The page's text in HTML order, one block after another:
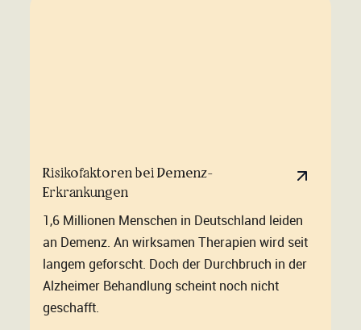
Risikofaktoren bei Demenz-
Erkrankungen
1,6 Millionen Menschen in Deutschland leiden
an Demenz. An wirksamen Therapien wird seit
langem geforscht. Doch der Durchbruch in der
Alzheimer Behandlung scheint noch nicht
geschafft.